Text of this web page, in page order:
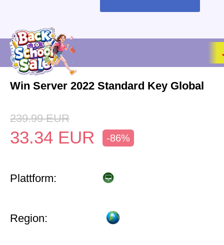
Win Server 2022 Standard Key Global
239.99 EUR
33.34 EUR -86%
Plattform:
Region: